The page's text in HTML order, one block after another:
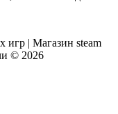
игр | Магазин steam
© 2026